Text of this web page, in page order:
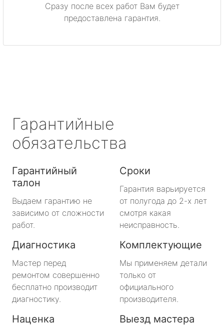
Сразу после всех работ Вам будет
предоставлена гарантия.
Гарантийные
обязательства
Гарантийный
талон
Выдаем гарантию не
зависимо от сложности
работ.
Сроки
Гарантия варьируется
от полугода до 2-х лет
смотря какая
неисправность.
Диагностика
Мастер перед
ремонтом совершенно
бесплатно производит
диагностику.
Комплектующие
Мы применяем детали
только от
официального
производителя.
Наценка Выезд мастера